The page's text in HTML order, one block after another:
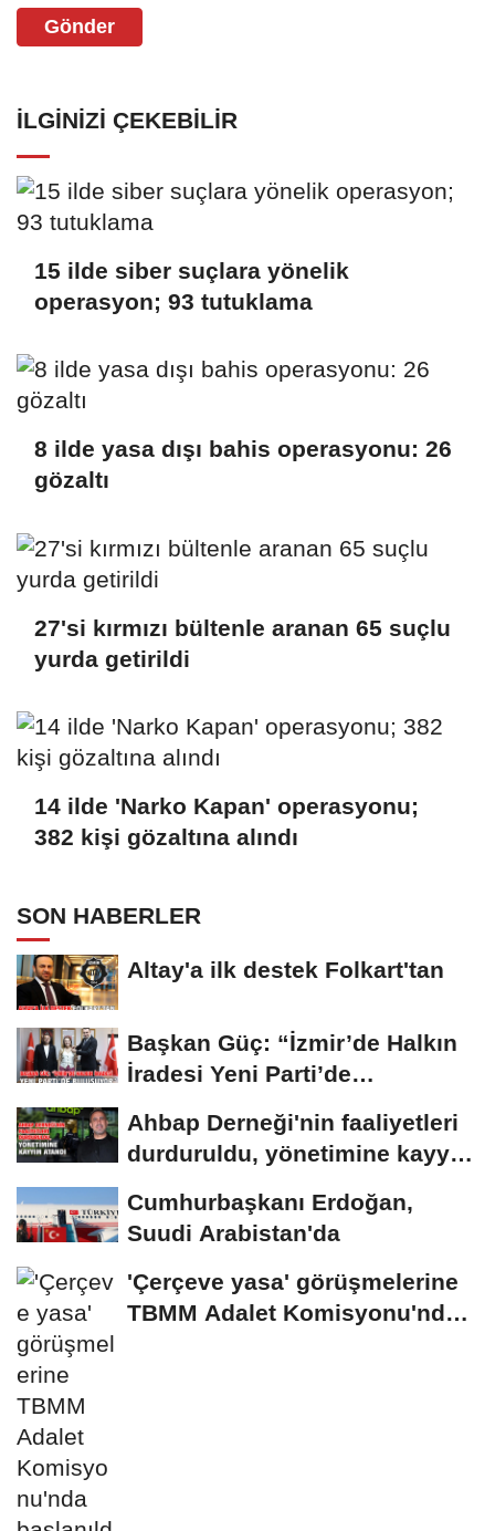
Gönder
İLGINIZI ÇEKEBILIR
15 ilde siber suçlara yönelik
operasyon; 93 tutuklama
8 ilde yasa dışı bahis operasyonu: 26
gözaltı
27'si kırmızı bültenle aranan 65 suçlu
yurda getirildi
14 ilde 'Narko Kapan' operasyonu;
382 kişi gözaltına alındı
SON HABERLER
Altay'a ilk destek Folkart'tan
Başkan Güç: “İzmir’de Halkın
İradesi Yeni Parti’de
Ahbap Derneği'nin faaliyetleri
durduruldu, yönetimine kayyım
Cumhurbaşkanı Erdoğan,
Suudi Arabistan'da
'Çerçeve yasa' görüşmelerine
TBMM Adalet Komisyonu'nda